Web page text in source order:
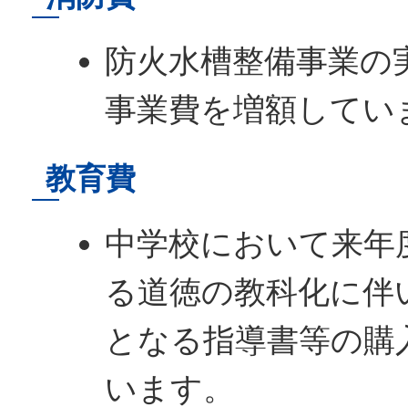
防火水槽整備事業の
事業費を増額してい
教育費
中学校において来
る道徳の教科化に伴
となる指導書等の
います。